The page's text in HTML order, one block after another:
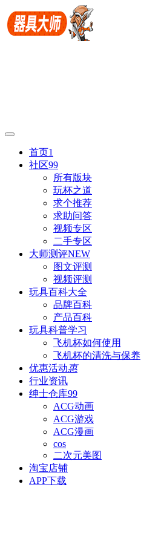
首页1
社区99
所有版块
玩杯之道
求个推荐
求助问答
视频专区
二手专区
大师测评NEW
图文评测
视频评测
玩具百科大全
品牌百科
产品百科
玩具科普学习
飞机杯如何使用
飞机杯的清洗与保养
优惠活动惠
行业资讯
绅士仓库99
ACG动画
ACG游戏
ACG漫画
cos
二次元美图
淘宝店铺
APP下载